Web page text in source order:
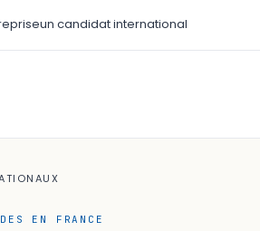
un candidat international
EN FRANCE